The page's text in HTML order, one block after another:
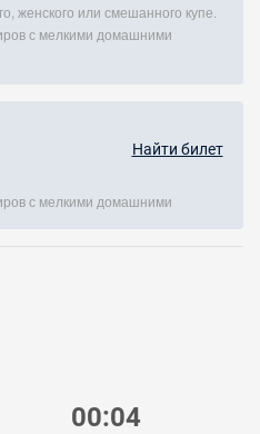
женского или смешанного купе.
с мелкими домашними
Найти билет
с мелкими домашними
00:04